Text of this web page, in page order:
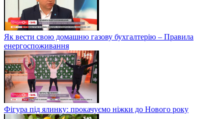
Як вести свою домашню газову бухгалтерію – Правила
енергоспоживання
Фігура під ялинку: прокачуємо ніжки до Нового року